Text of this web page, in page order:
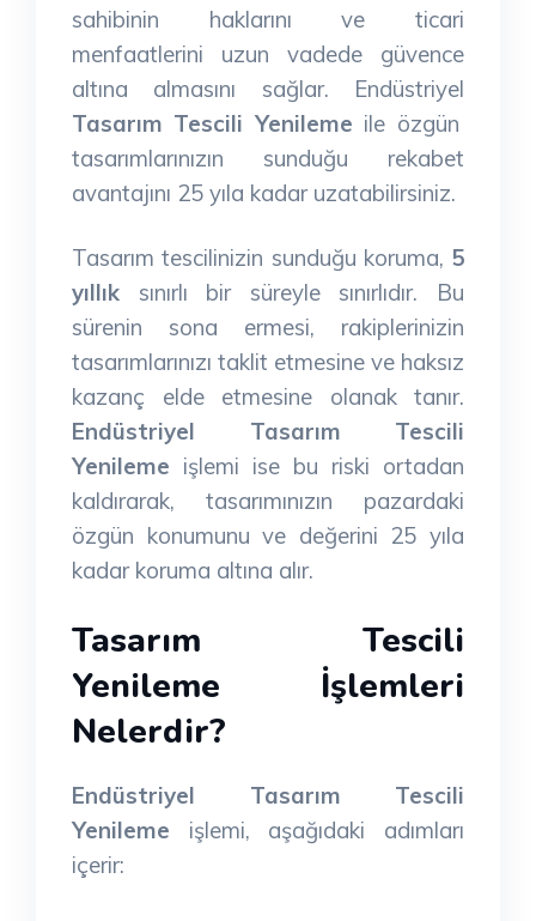
sahibinin haklarını ve ticari
menfaatlerini uzun vadede güvence
altına almasını sağlar. Endüstriyel
Tasarım Tescili Yenileme ile özgün
tasarımlarınızın sunduğu rekabet
avantajını 25 yıla kadar uzatabilirsiniz.
Tasarım tescilinizin sunduğu koruma, 5
yıllık sınırlı bir süreyle sınırlıdır. Bu
sürenin sona ermesi, rakiplerinizin
tasarımlarınızı taklit etmesine ve haksız
kazanç elde etmesine olanak tanır.
Endüstriyel Tasarım Tescili
Yenileme işlemi ise bu riski ortadan
kaldırarak, tasarımınızın pazardaki
özgün konumunu ve değerini 25 yıla
kadar koruma altına alır.
Tasarım Tescili
Yenileme İşlemleri
Nelerdir?
Endüstriyel Tasarım Tescili
Yenileme işlemi, aşağıdaki adımları
içerir: